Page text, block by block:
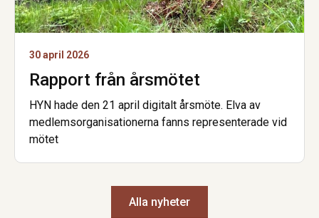
30 april 2026
Rapport från årsmötet
HYN hade den 21 april digitalt årsmöte. Elva av
medlemsorganisationerna fanns representerade vid
mötet
Alla nyheter